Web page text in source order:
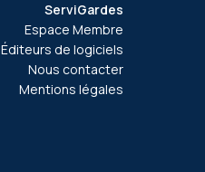
ServiGardes
Espace Membre
Éditeurs de logiciels
Nous contacter
Mentions légales